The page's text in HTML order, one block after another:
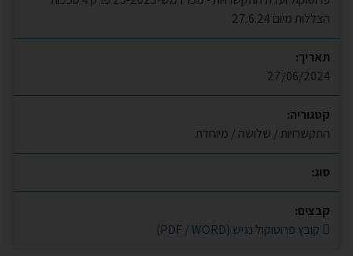
הצללות מיום 27.6.24
תאריך:
27/06/2024
קטגוריה:
התקשרויות / שלושה / מיוחדת
סוג:
קבצים:
קובץ פרוטוקול נגיש (PDF / WORD)